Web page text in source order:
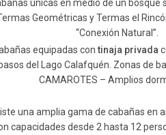
únicas en medio de un bosque
Geométricas y Termas el
“Conexión Natural”.
equipadas continaja privada
del Lago Calafquén. Zonas de
CAMAROTES – Amplios
una amplia gama de cabañas en
capacidades desde 2 hasta 12